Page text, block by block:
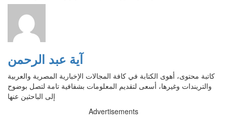
آية عبد الرحمن
كاتبة محتوى، أهوى الكتابة في كافة المجالات الإخبارية المصرية والعربية
والتريندات وغيرها، أسعى لتقديم المعلومات بشفافية تامة لتصل بوضوح
إلى الباحثين عنها
Advertisements